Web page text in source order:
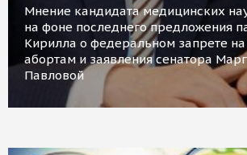
Мнение кандидата медицинских
на фоне последнего предложения
Кирилла о федеральном запрете
абортам и заявления сенатора
Павловой